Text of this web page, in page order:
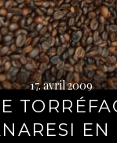
17. avril 2009
EN